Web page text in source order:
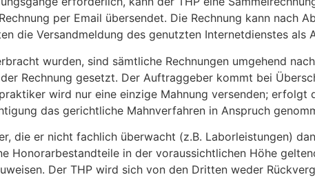
per Email übersendet. Die Rechnung kann nach
die Versandmeldung des genutzten Internetdienstes als
wurden, sind sämtliche Rechnungen umgehend
Rechnung gesetzt. Der Auftraggeber kommt bei
wird nur eine einzige Mahnung versenden; erfolgt
das gerichtliche Mahnverfahren in Anspruch
die er nicht fachlich überwacht (z.B. Laborleistungen)
Honorarbestandteile in der voraussichtlichen Höhe
Der THP wird sich von den Dritten weder